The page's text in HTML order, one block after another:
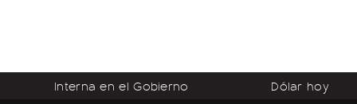
Interna en el Gobierno Dólar hoy